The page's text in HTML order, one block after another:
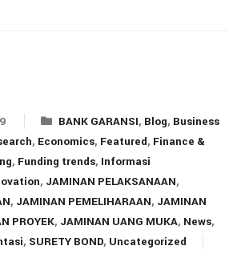
BANK GARANSI, Blog, Business
, Economics, Featured, Finance &
, Funding trends, Informasi
, JAMINAN PELAKSANAAN,
, JAMINAN PEMELIHARAAN, JAMINAN
PROYEK, JAMINAN UANG MUKA, News,
, SURETY BOND, Uncategorized